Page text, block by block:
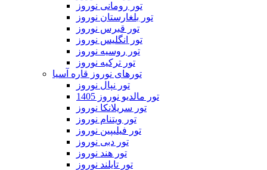
تور رومانی نوروز
تور بلغارستان نوروز
تور قبرس نوروز
تور انگلیس نوروز
تور روسیه نوروز
تور ترکیه نوروز
تورهای نوروز قاره آسیا
تور نپال نوروز
تور مالدیو نوروز 1405
تور سریلانکا نوروز
تور ویتنام نوروز
تور فیلیپین نوروز
تور دبی نوروز
تور هند نوروز
تور تایلند نوروز